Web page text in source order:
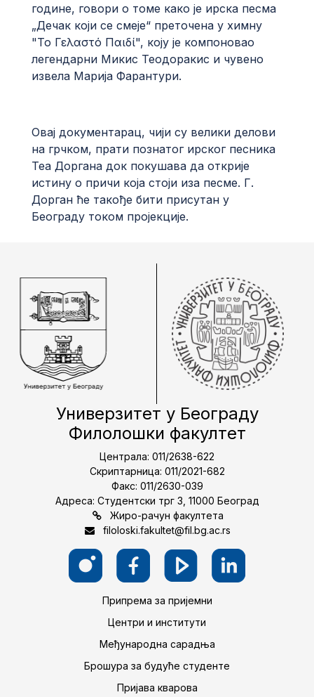
године, говори о томе како је ирска песма
„Дечак који се смеје“ преточена у химну
"Το Γελαστό Παιδί", коју је компоновао
легендарни Микис Теодоракис и чувено
извела Марија Фарантури.
Овај документарац, чији су велики делови
на грчком, прати познатог ирског песника
Теа Доргана док покушава да открије
истину о причи која стоји иза песме. Г.
Дорган ће такође бити присутан у
Београду током пројекције.
Универзитет у Београду
Филолошки факултет
Централа: 011/2638-622
Скриптарница: 011/2021-682
Факс: 011/2630-039
Адреса: Студентски трг 3, 11000 Београд
Жиро-рачун факултета
filoloski.fakultet@fil.bg.ac.rs
Припрема за пријемни
Центри и институти
Међународна сарадња
Брошура за будуће студенте
Пријава кварова